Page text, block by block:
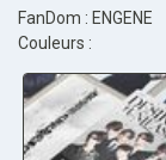
FanDom : ENGENE
Couleurs :